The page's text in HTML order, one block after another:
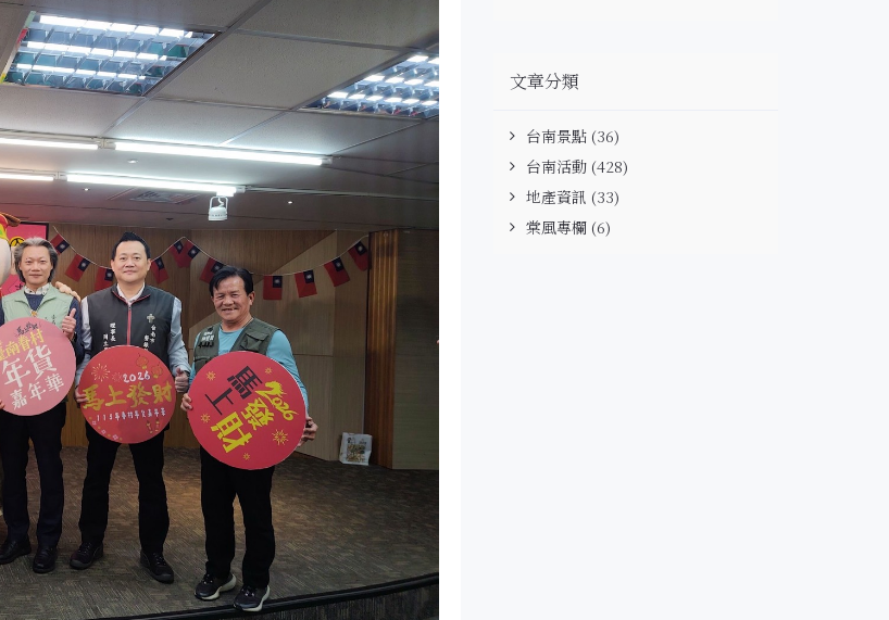
文章分類
台南景點(36)
台南活動(428)
地產資訊 (33)
棠風專欄(6)